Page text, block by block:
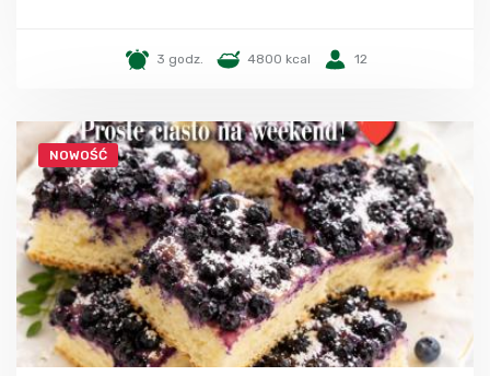
3 godz. 4800 kcal 12
NOWOŚĆ